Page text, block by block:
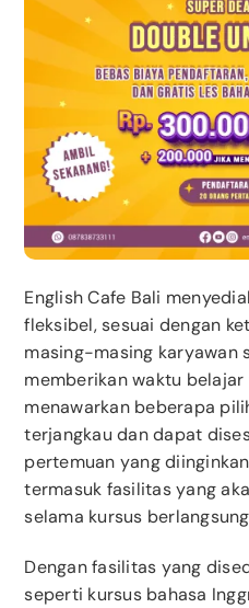
English Cafe Bali
fleksibel, sesuai dengan
masing-masing karyawan
memberikan waktu belajar
menawarkan beberapa
terjangkau dan dapat
pertemuan yang
termasuk fasilitas yang
selama kursus
Dengan fasilitas yang
seperti kursus bahasa